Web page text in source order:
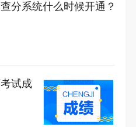
分系统什么时候开通？
试成